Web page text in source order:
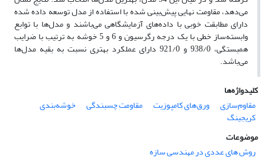
می‌دهد، مقاومت نهایی پیش‌بینی شده با استفاده از مدل توسعه داده شده
دارای مطابقت خوبی با داده‌های آزمایشگاهی می‌باشند و مدل‌ها با توابع
وابسته‌ساز خطی با یک درجه رگرسیون و 6 و 5 خوشه به ترتیب با ضرایب
همبستگی، 938/0 و 921/0 دارای عملکرد بهتری نسبت به بقیه مدل‌ها
می‌باشد.
کلیدواژه‌ها
مقاوم‌سازی
ورق‌های کامپوزیت مقاومت چسبندگی خوشه‌بندی
کریجینگ
موضوعات
روش های عددی در مهندسی سازه